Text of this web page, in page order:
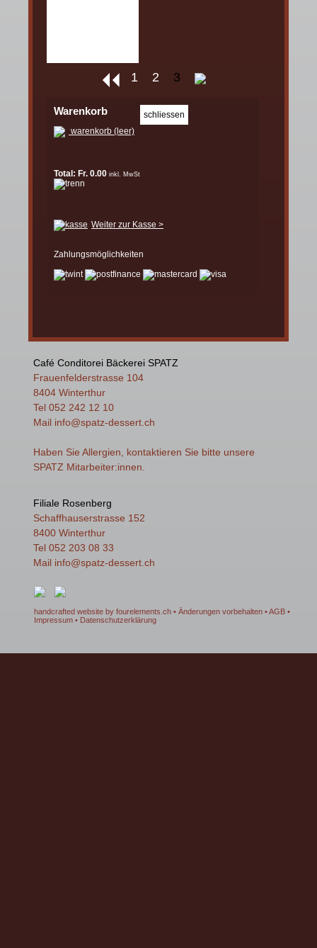
1 2 3
Warenkorb
warenkorb (leer)
Total: Fr. 0.00 inkl. MwSt
Weiter zur Kasse >
Zahlungsmöglichkeiten
Café Conditorei Bäckerei SPATZ
Frauenfelderstrasse 104
8404 Winterthur
Tel 052 242 12 10
Mail info@spatz-dessert.ch
Haben Sie Allergien, kontaktieren Sie bitte unsere
SPATZ Mitarbeiter:innen.
Filiale Rosenberg
Schaffhauserstrasse 152
8400 Winterthur
Tel 052 203 08 33
Mail info@spatz-dessert.ch
handcrafted website by fourelements.ch • Änderungen vorbehalten •AGB •
Impressum • Datenschutzerklärung